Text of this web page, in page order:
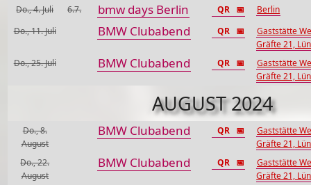
Do., 4. Juli 6.7. bmw days Berlin 📅
QR
Berlin
Do., 11. Juli
BMW Clubabend 📅
QR
Gaststätte
Gräfte 21,
Do., 25. Juli
BMW Clubabend 📅
QR
Gaststätte
Gräfte 21,
AUGUST 2024
Do., 8.
August
BMW Clubabend 📅
QR
Gaststätte
Gräfte 21,
Do., 22.
August
BMW Clubabend 📅
QR
Gaststätte
Gräfte 21,